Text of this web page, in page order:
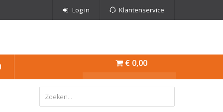
Log in Klantenservice
€ 0,00